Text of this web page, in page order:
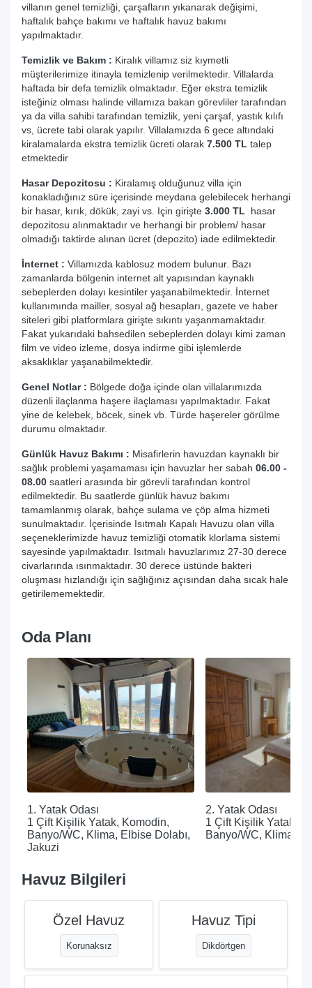
villanın genel temizliği, çarşafların yıkanarak değişimi,
haftalık bahçe bakımı ve haftalık havuz bakımı
yapılmaktadır.
Temizlik ve Bakım : Kiralık villamız siz kıymetli
müşterilerimize itinayla temizlenip verilmektedir. Villalarda
haftada bir defa temizlik olmaktadır. Eğer ekstra temizlik
isteğiniz olması halinde villamıza bakan görevliler tarafından
ya da villa sahibi tarafından temizlik, yeni çarşaf, yastık kılıfı
vs, ücrete tabi olarak yapılır. Villalamızda 6 gece altındaki
kiralamalarda ekstra temizlik ücreti olarak 7.500 TL talep
etmektedir
Hasar Depozitosu : Kiralamış olduğunuz villa için
konakladığınız süre içerisinde meydana gelebilecek herhangi
bir hasar, kırık, dökük, zayi vs. Için girişte 3.000 TL hasar
depozitosu alınmaktadır ve herhangi bir problem/ hasar
olmadığı taktirde alınan ücret (depozito) iade edilmektedir.
İnternet : Villamızda kablosuz modem bulunur. Bazı
zamanlarda bölgenin internet alt yapısından kaynaklı
sebeplerden dolayı kesintiler yaşanabilmektedir. İnternet
kullanımında mailler, sosyal ağ hesapları, gazete ve haber
siteleri gibi platformlara girişte sıkıntı yaşanmamaktadır.
Fakat yukarıdaki bahsedilen sebeplerden dolayı kimi zaman
film ve video izleme, dosya indirme gibi işlemlerde
aksaklıklar yaşanabilmektedir.
Genel Notlar : Bölgede doğa içinde olan villalarımızda
düzenli ilaçlanma haşere ilaçlaması yapılmaktadır. Fakat
yine de kelebek, böcek, sinek vb. Türde haşereler görülme
durumu olmaktadır.
Günlük Havuz Bakımı : Misafirlerin havuzdan kaynaklı bir
sağlık problemi yaşamaması için havuzlar her sabah 06.00 -
08.00 saatleri arasında bir görevli tarafından kontrol
edilmektedir. Bu saatlerde günlük havuz bakımı
tamamlanmış olarak, bahçe sulama ve çöp alma hizmeti
sunulmaktadır. İçerisinde Isıtmalı Kapalı Havuzu olan villa
seçeneklerimizde havuz temizliği otomatik klorlama sistemi
sayesinde yapılmaktadır. Isıtmalı havuzlarımız 27-30 derece
civarlarında ısınmaktadır. 30 derece üstünde bakteri
oluşması hızlandığı için sağlığınız açısından daha sıcak hale
getirilememektedir.
Oda Planı
1. Yatak Odası
1 Çift Kişilik Yatak, Komodin,
Banyo/WC, Klima, Elbise Dolabı,
Jakuzi
2. Yatak Odası
1 Çift Kişilik Yatak,
Banyo/WC, Klima,
Havuz Bilgileri
Özel Havuz
Korunaksız
Havuz Tipi
Dikdörtgen